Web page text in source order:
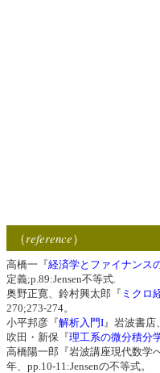
（reference）
高橋一『経済学とファイナンス
定義;p.89:Jensen不等式.
奥野正寛、鈴村興太郎『 ミクロ
270;273-274。
小平邦彦『解析入門I 』岩波書店
吹田・新保『理工系の微分積分
高橋陽一郎『岩波講座現代数学
年、pp.10-11:Jensenの不等式。